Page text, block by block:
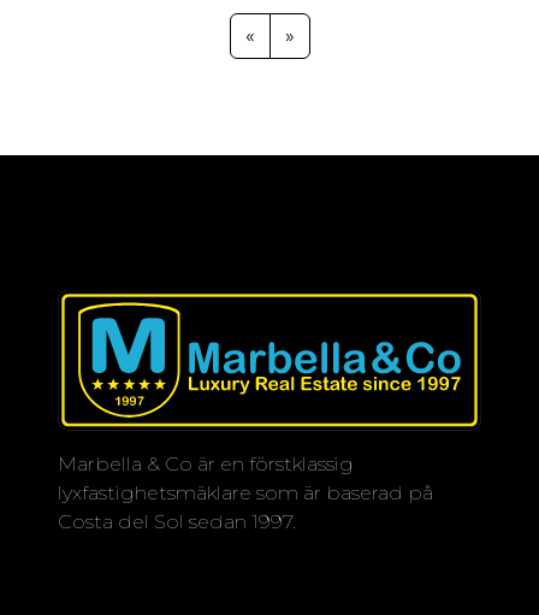
bottenvåningslägenheter med
område där du omges av frid och
naturskönhet. Här kan du njuta av det
underbara klimatet på Costa del Sol,
med över 300 soliga dagar om året,
samt alla bekvämligheter som denna
fantastiska region har att erbjuda.
Missa inte chansen att göra detta till
ditt nya hem i paradiset.
« »
Marbella & Co är en förstklassig
lyxfastighetsmäklare som är baserad på
Costa del Sol sedan 1997.